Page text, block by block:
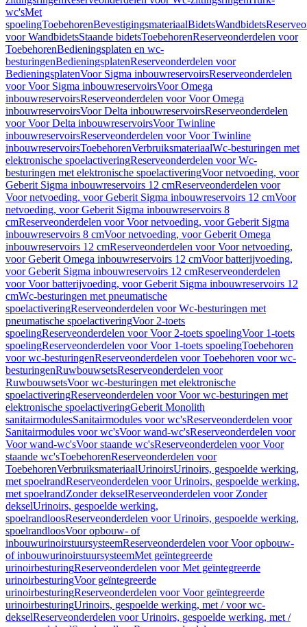
wc'sMet
spoelingToebehorenBevestigingsmateriaalBidetsWandbidets
voor WandbidetsStaande bidetsToebehorenReserveonderdelen voor
ToebehorenBedieningsplaten en wc-
besturingenBedieningsplatenReserveonderdelen voor
BedieningsplatenVoor Sigma inbouwreservoirsReserveonderdelen
voor Voor Sigma inbouwreservoirsVoor Omega
inbouwreservoirsReserveonderdelen voor Voor Omega
inbouwreservoirsVoor Delta inbouwreservoirsReserveonderdelen
voor Voor Delta inbouwreservoirsVoor Twinline
inbouwreservoirsReserveonderdelen voor Voor Twinline
inbouwreservoirsToebehorenVerbruiksmateriaalWc-besturingen met
elektronische spoelactiveringReserveonderdelen voor Wc-
besturingen met elektronische spoelactiveringVoor netvoeding, voor
Geberit Sigma inbouwreservoirs 12 cmReserveonderdelen voor
Voor netvoeding, voor Geberit Sigma inbouwreservoirs 12 cmVoor
netvoeding, voor Geberit Sigma inbouwreservoirs 8
cmReserveonderdelen voor Voor netvoeding, voor Geberit Sigma
inbouwreservoirs 8 cmVoor netvoeding, voor Geberit Omega
inbouwreservoirs 12 cmReserveonderdelen voor Voor netvoeding,
voor Geberit Omega inbouwreservoirs 12 cmVoor batterijvoeding,
voor Geberit Sigma inbouwreservoirs 12 cmReserveonderdelen
voor Voor batterijvoeding, voor Geberit Sigma inbouwreservoirs 12
cmWc-besturingen met pneumatische
spoelactiveringReserveonderdelen voor Wc-besturingen met
pneumatische spoelactiveringVoor 2-toets
spoelingReserveonderdelen voor Voor 2-toets spoelingVoor 1-toets
spoelingReserveonderdelen voor Voor 1-toets spoelingToebehoren
voor wc-besturingenReserveonderdelen voor Toebehoren voor wc-
besturingenRuwbouwsetsReserveonderdelen voor
RuwbouwsetsVoor wc-besturingen met elektronische
spoelactiveringReserveonderdelen voor Voor wc-besturingen met
elektronische spoelactiveringGeberit Monolith
sanitairmodulesSanitairmodules voor wc'sReserveonderdelen voor
Sanitairmodules voor wc'sVoor wand-wc'sReserveonderdelen voor
Voor wand-wc'sVoor staande wc'sReserveonderdelen voor Voor
staande wc'sToebehorenReserveonderdelen voor
ToebehorenVerbruiksmateriaalUrinoirsUrinoirs, gespoelde werking,
met spoelrandReserveonderdelen voor Urinoirs, gespoelde werking,
met spoelrandZonder dekselReserveonderdelen voor Zonder
dekselUrinoirs, gespoelde werking,
spoelrandloosReserveonderdelen voor Urinoirs, gespoelde werking,
spoelrandloosVoor opbouw- of
inbouwurinoirstuursysteemReserveonderdelen voor Voor opbouw-
of inbouwurinoirstuursysteemMet geïntegreerde
urinoirbesturingReserveonderdelen voor Met geïntegreerde
urinoirbesturingVoor geïntegreerde
urinoirbesturingReserveonderdelen voor Voor geïntegreerde
urinoirbesturingUrinoirs, gespoelde werking, met / voor wc-
dekselReserveonderdelen voor Urinoirs, gespoelde werking, met /